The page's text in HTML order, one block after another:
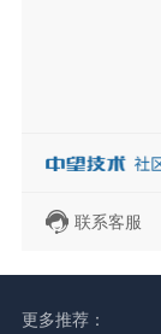
联系客服
更多推荐：